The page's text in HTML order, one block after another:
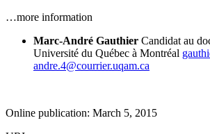
…more information
Marc-André Gauthier Candidat au
Université du Québec à Montréal
andre.4@courrier.uqam.ca
Online publication: March 5, 2015